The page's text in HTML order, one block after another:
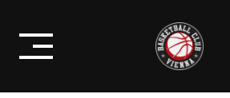
content
ERSTES
DES ALPE ADRIA CUPS